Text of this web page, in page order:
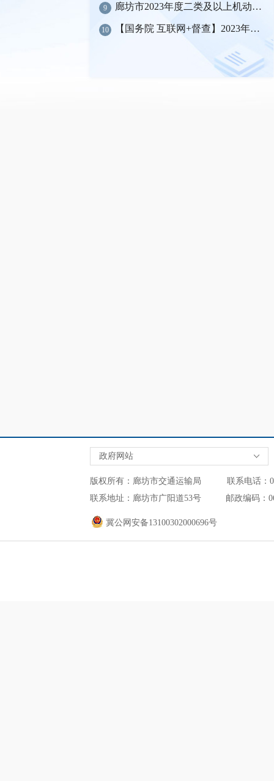
9 廊坊市2023年度二类及以上机动车维修企业质量信誉考核结果
10 【国务院 互联网+督查】2023年度国务院推动高质量发展综合督查征集问题线索
政府网站
版权所有：廊坊市交通运输局 联系电话
联系地址：廊坊市广阳道53号 邮政编
冀公网安备13100302000696号